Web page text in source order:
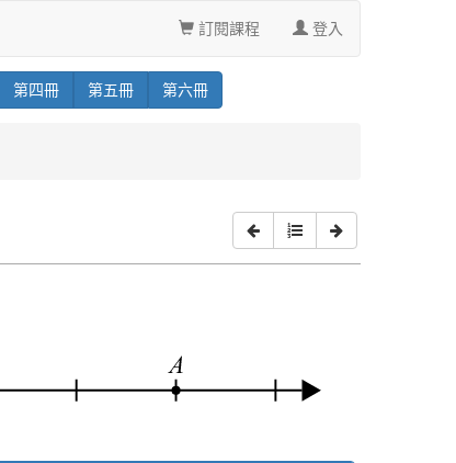
訂閱課程 登入
第四冊 第五冊 第六冊